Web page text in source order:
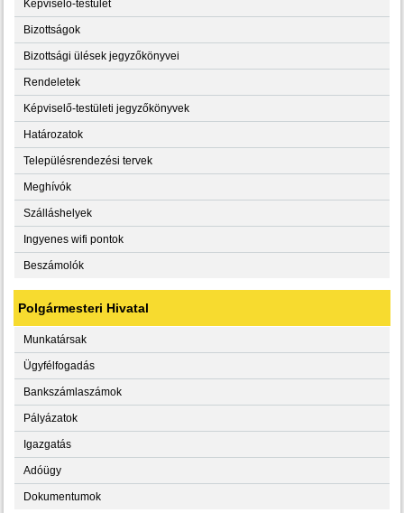
Képviselő-testület
Bizottságok
Bizottsági ülések jegyzőkönyvei
Rendeletek
Képviselő-testületi jegyzőkönyvek
Határozatok
Településrendezési tervek
Meghívók
Szálláshelyek
Ingyenes wifi pontok
Beszámolók
Polgármesteri Hivatal
Munkatársak
Ügyfélfogadás
Bankszámlaszámok
Pályázatok
Igazgatás
Adóügy
Dokumentumok